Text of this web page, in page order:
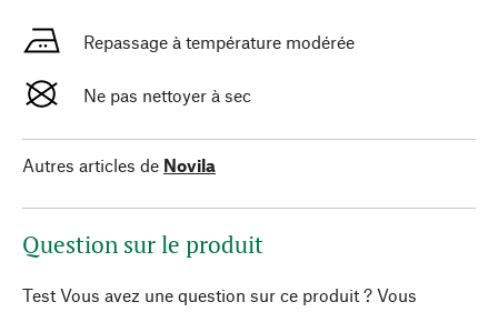
Repassage à température modérée
Ne pas nettoyer à sec
Autres articles de Novila
Question sur le produit
Test Vous avez une question sur ce produit ? Vous